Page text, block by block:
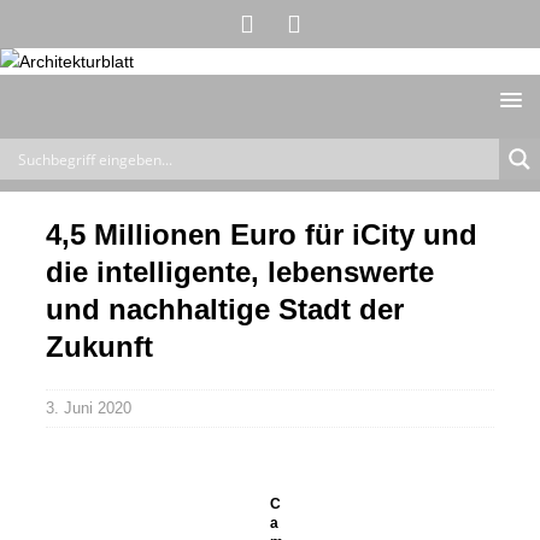
4,5 Millionen Euro für iCity und
die intelligente, lebenswerte
und nachhaltige Stadt der
Zukunft
3. Juni 2020
C
a